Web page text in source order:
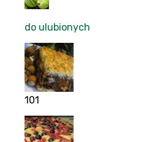
do ulubionych
101